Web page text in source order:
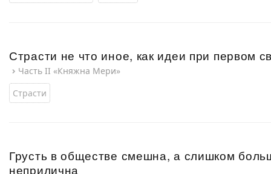
Страсти не что иное, как идеи при первом
Часть II «Княжна Мери»
Страсти
Грусть в обществе смешна, а слишком
неприлична